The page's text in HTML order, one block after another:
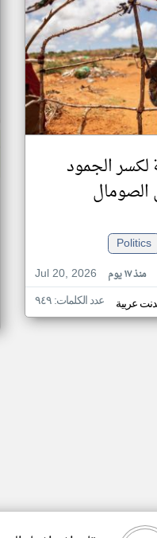
لكسر الجمود
Politics
Jul 20, 2026
منذ ١٧ يوم
عربية عدد الكلمات: ٩٤٩